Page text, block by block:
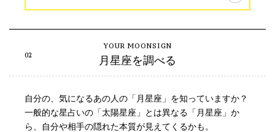
月星座を調べる
自分の、気になるあの人の「月星座」を知っていますか？
一般的な星占いの「太陽星座」とは異なる「月星座」か
ら、自分や相手の隠れた本質が見えてくるかも。